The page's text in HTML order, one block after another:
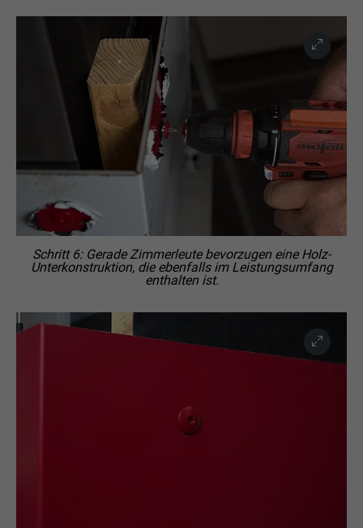
Schritt 6: Gerade Zimmerleute bevorzugen eine Holz-
Unterkonstruktion, die ebenfalls im Leistungsumfang
enthalten ist.